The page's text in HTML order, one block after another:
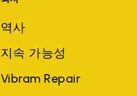
역사
지속 가능성
Vibram Repair